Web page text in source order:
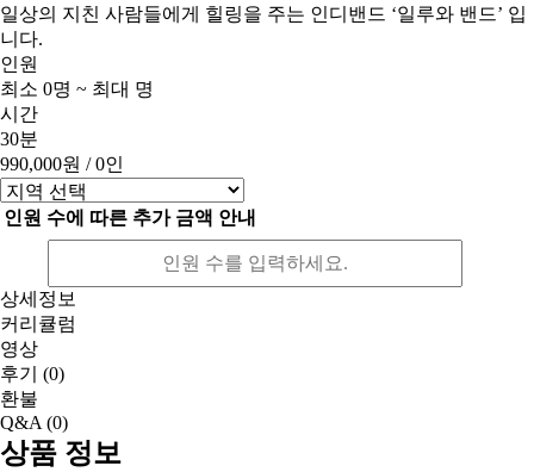
일상의 지친 사람들에게 힐링을 주는 인디밴드 ‘일루와 밴드’ 입
니다.
인원
최소 0명 ~ 최대 명
시간
30분
990,000원 / 0인
인원 수에 따른 추가 금액 안내
상세정보
커리큘럼
영상
후기 (0)
환불
Q&A (0)
상품 정보